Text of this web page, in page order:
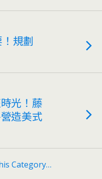
！規劃
光！藤
造美式
Category…